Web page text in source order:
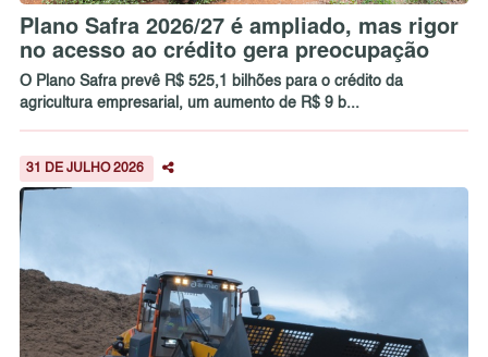
Plano Safra 2026/27 é ampliado, mas rigor
no acesso ao crédito gera preocupação
O Plano Safra prevê R$ 525,1 bilhões para o crédito da
agricultura empresarial, um aumento de R$ 9 b...
31 DE JULHO 2026